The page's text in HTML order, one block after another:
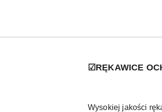
☑RĘKAWICE
Wysokiej jakości